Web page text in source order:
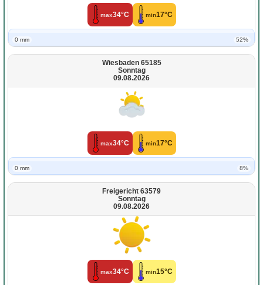
max34°C min17°C
0 mm 52%
Wiesbaden 65185
Sonntag
09.08.2026
max34°C min17°C
0 mm 8%
Freigericht 63579
Sonntag
09.08.2026
max34°C min15°C